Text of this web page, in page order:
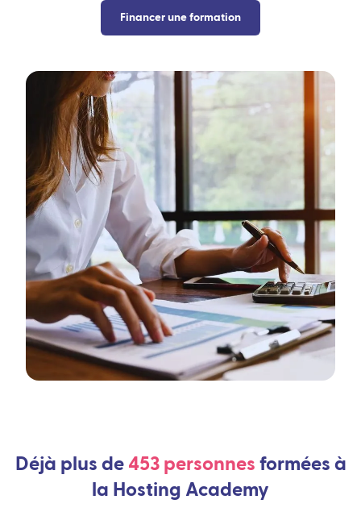
Financer une formation
Déjà plus de 453 personnes formées à
la Hosting Academy